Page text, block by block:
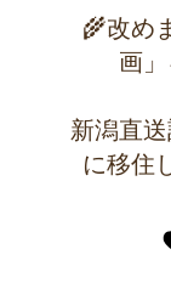
🌾改め
画
新潟直
に移住